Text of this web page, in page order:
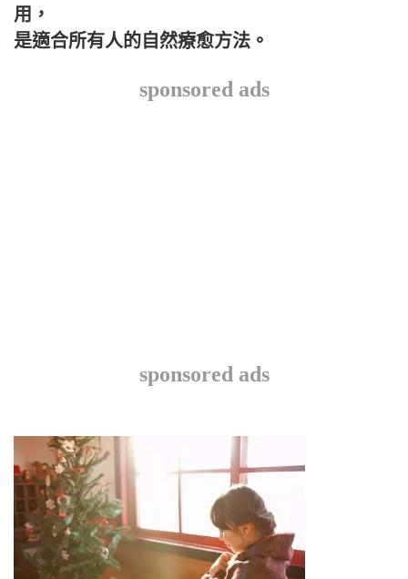
用，
是適合所有人的自然療愈方法。
sponsored ads
sponsored ads